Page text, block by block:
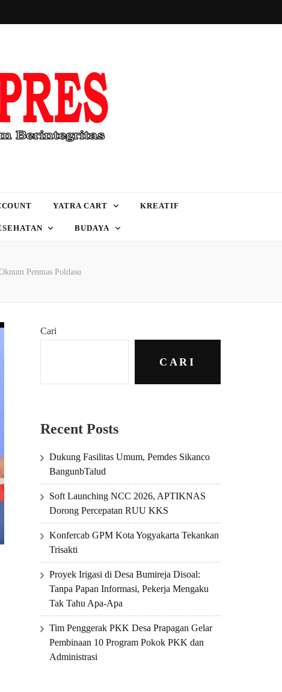
YATRA CART KREATIF
BUDAYA
Penmas Poldasu
Cari
CARI
Recent Posts
Dukung Fasilitas Umum, Pemdes Sikanco
BangunbTalud
Soft Launching NCC 2026, APTIKNAS
Dorong Percepatan RUU KKS
Konfercab GPM Kota Yogyakarta Tekankan
Trisakti
Proyek Irigasi di Desa Bumireja Disoal:
Tanpa Papan Informasi, Pekerja Mengaku
Tak Tahu Apa-Apa
Tim Penggerak PKK Desa Prapagan Gelar
Pembinaan 10 Program Pokok PKK dan
Administrasi